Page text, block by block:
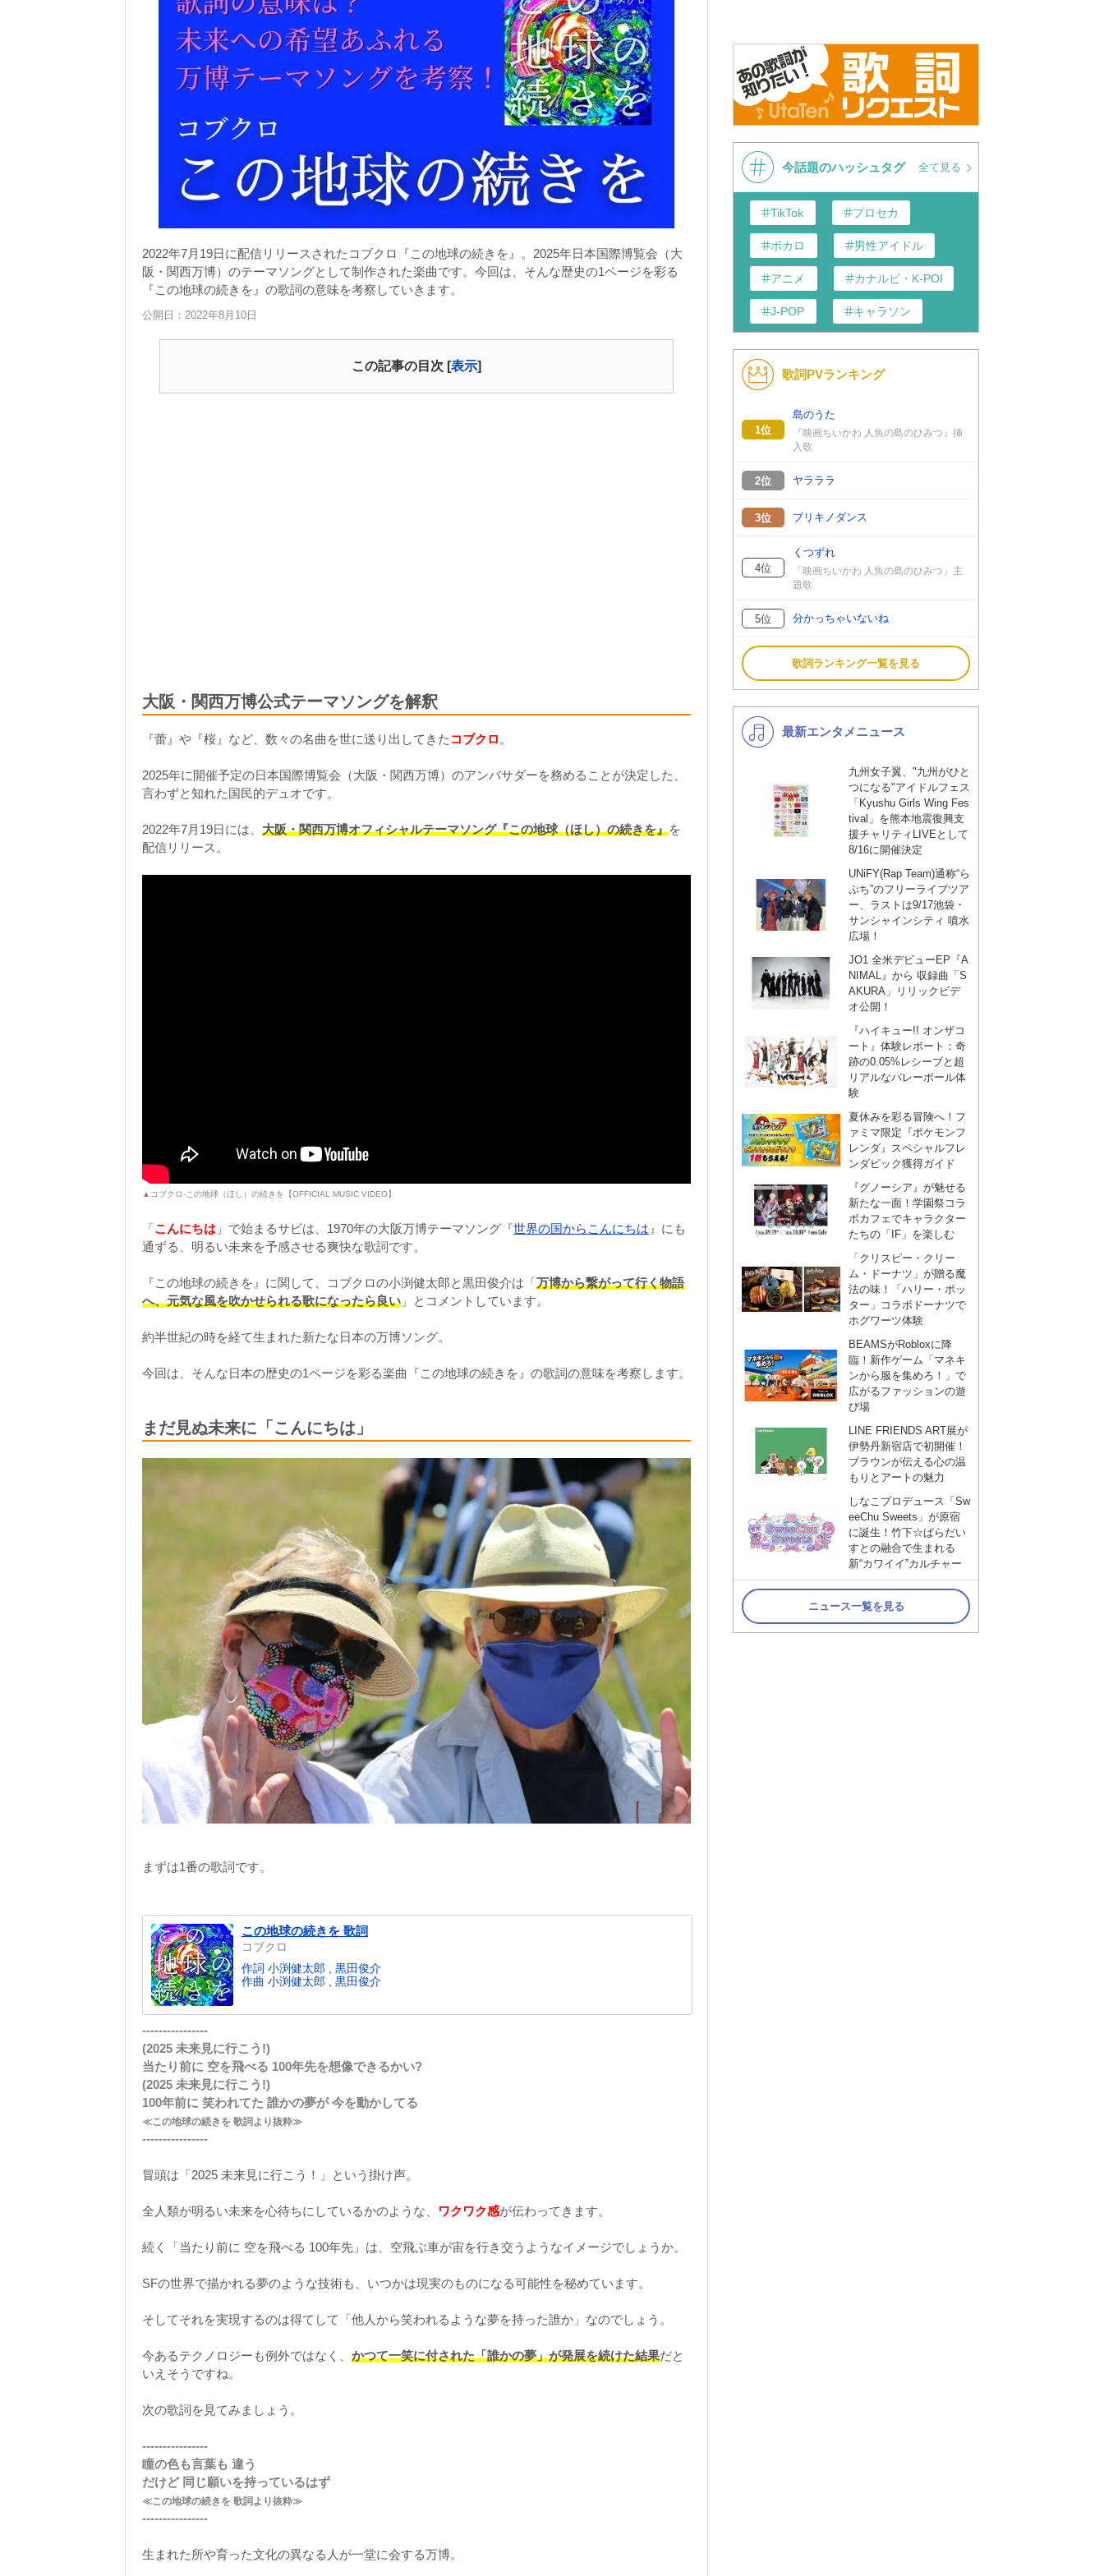
2022年7月19日に配信リリースされたコブクロ『この地球の続きを』。2025年日本国際博覧会（大
阪・関西万博）のテーマソングとして制作された楽曲です。今回は、そんな歴史の1ページを彩る
『この地球の続きを』の歌詞の意味を考察していきます。
公開日：2022年8月10日
この記事の目次 [表示]
大阪・関西万博公式テーマソングを解釈
『蕾』や『桜』など、数々の名曲を世に送り出してきた コブクロ 。
2025年に開催予定の日本国際博覧会（大阪・関西万博）のアンバサダーを務めることが決定した、
言わずと知れた国民的デュオです。
2022年7月19日には、 大阪・関西万博オフィシャルテーマソング『この地球（ほし）の続きを』を
配信リリース。
▲コブクロ-この地球（ほし）の続きを【OFFICIAL MUSIC VIDEO】
「こんにちは 」で始まるサビは、1970年の大阪万博テーマソング『世界の国からこんにちは 』にも
通ずる、明るい未来を予感させる爽快な歌詞です。
『この地球の続きを』に関して、コブクロの小渕健太郎と黒田俊介は「万博から繋がって行く物語
へ、元気な風を吹かせられる歌になったら良い 」とコメントしています。
約半世紀の時を経て生まれた新たな日本の万博ソング。
今回は、そんな日本の歴史の1ページを彩る楽曲『この地球の続きを』の歌詞の意味を考察します。
まだ見ぬ未来に「こんにちは」
まずは1番の歌詞です。
この地球の続きを 歌詞
コブクロ
作詞 小渕健太郎 , 黒田俊介
作曲 小渕健太郎 , 黒田俊介
----------------
(2025 未来見に行こう!)
当たり前に 空を飛べる 100年先を想像できるかい?
(2025 未来見に行こう!)
100年前に 笑われてた 誰かの夢が 今を動かしてる
≪この地球の続きを 歌詞より抜粋≫
----------------
冒頭は「2025 未来見に行こう！」という掛け声。
全人類が明るい未来を心待ちにしているかのような、 ワクワク感が伝わってきます。
続く「当たり前に 空を飛べる 100年先」は、空飛ぶ車が宙を行き交うようなイメージでしょうか。
SFの世界で描かれる夢のような技術も、いつかは現実のものになる可能性を秘めています。
そしてそれを実現するのは得てして「他人から笑われるような夢を持った誰か」なのでしょう。
今あるテクノロジーも例外ではなく、 かつて一笑に付された「誰かの夢」が発展を続けた結果だと
いえそうですね。
次の歌詞を見てみましょう。
----------------
瞳の色も言葉も 違う
だけど 同じ願いを持っているはず
≪この地球の続きを 歌詞より抜粋≫
----------------
生まれた所や育った文化の異なる人が一堂に会する万博。
今話題のハッシュタグ 全て見る
TikTok プロセカ
ボカロ 男性アイドル
アニメ カナルビ・K-POP和訳
J-POP キャラソン
K-POP バンド
演歌・歌謡
VTuber
歌詞PVランキング
1位
島のうた
『映画ちいかわ 人魚の島のひみつ』挿
入歌
2位 ヤラララ
3位 ブリキノダンス
4位
くつずれ
「映画ちいかわ 人魚の島のひみつ」主
題歌
5位 分かっちゃいないね
歌詞ランキング一覧を見る
最新エンタメニュース
九州女子翼、"九州がひと
つになる"アイドルフェス
「Kyushu Girls Wing Fes
tival」を熊本地震復興支
援チャリティLIVEとして
8/16に開催決定
UNiFY(Rap Team)通称“ら
ぷち”のフリーライブツア
ー、ラストは9/17池袋・
サンシャインシティ 噴水
広場！
JO1 全米デビューEP『A
NIMAL』から 収録曲「S
AKURA」リリックビデ
オ公開！
『ハイキュー!! オンザコ
ート』体験レポート：奇
跡の0.05%レシーブと超
リアルなバレーボール体
験
夏休みを彩る冒険へ！フ
ァミマ限定『ポケモンフ
レンダ』スペシャルフレ
ンダピック獲得ガイド
『グノーシア』が魅せる
新たな一面！学園祭コラ
ボカフェでキャラクター
たちの「IF」を楽しむ
「クリスピー・クリー
ム・ドーナツ」が贈る魔
法の味！「ハリー・ポッ
ター」コラボドーナツで
ホグワーツ体験
BEAMSがRobloxに降
臨！新作ゲーム「マネキ
ンから服を集めろ！」で
広がるファッションの遊
び場
LINE FRIENDS ART展が
伊勢丹新宿店で初開催！
ブラウンが伝える心の温
もりとアートの魅力
しなこプロデュース「Sw
eeChu Sweets」が原宿
に誕生！竹下☆ぱらだい
すとの融合で生まれる
新“カワイイ”カルチャー
ニュース一覧を見る